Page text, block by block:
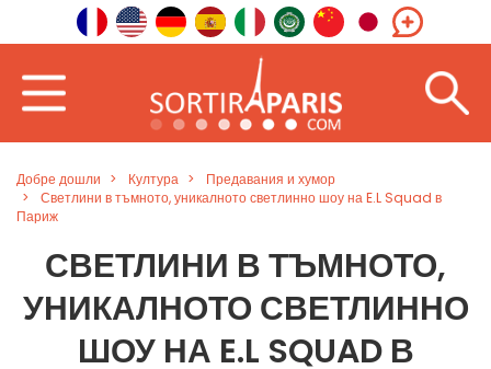
Добре дошли Култура
Предавания и хумор
Светлини в тъмното, уникалното светлинно шоу на E.L Squad в
Париж
СВЕТЛИНИ В ТЪМНОТО,
УНИКАЛНОТО СВЕТЛИННО
ШОУ НА E.L SQUAD В